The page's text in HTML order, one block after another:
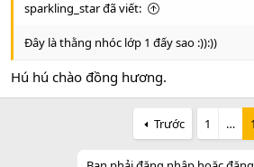
sparkling_star đã viết:
Đây là thằng nhóc lớp 1 đấy sao :)):))
Hú hú chào đồng hương.
Trước 1 …